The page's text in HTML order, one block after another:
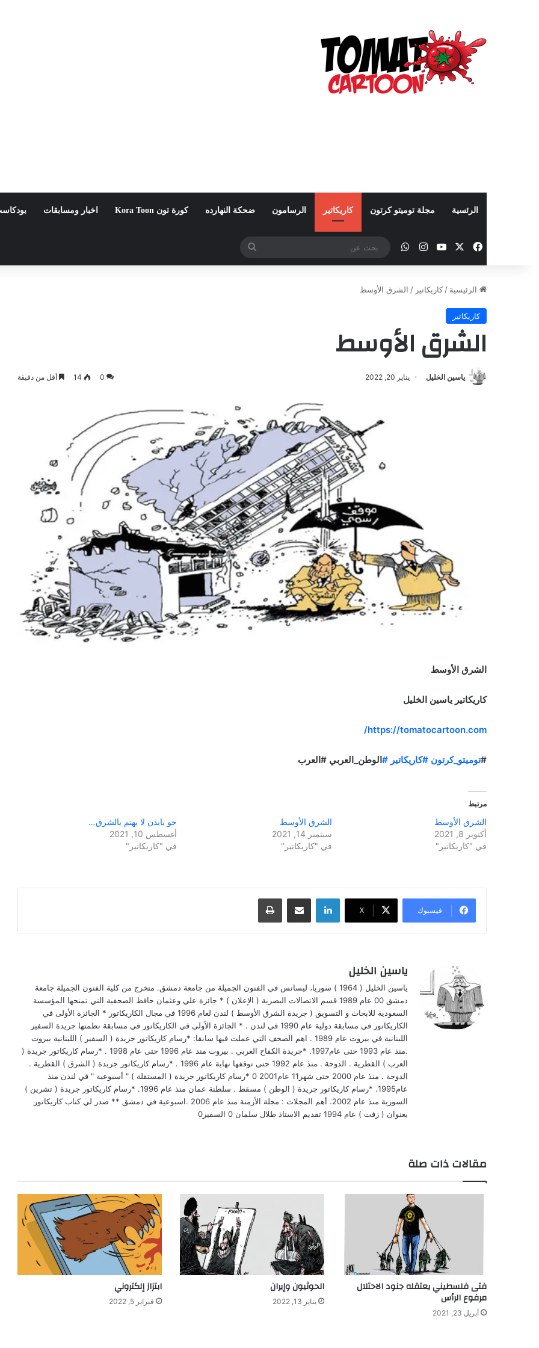
الرئسية مجلة توميتو كرتون كاريكاتير الرسامون ضحكة النهارده كورة تون Kora Toon اخبار ومسابقات
فيسبوك ‫YouTube
انستقرامواتساب
بحث
عن
الرئيسية / كاريكاتير / الشرق الأوسط
كاريكاتير
الشرق الأوسط
ياسين الخليل يناير 20, 2022 0
14 أقل من دقيقة
الشرق الأوسط
كاريكاتير ياسين الخليل
https://tomatocartoon.com/
#توميتو_كرتون #كاريكاتير #الوطن_العربي #العرب
مرتبط
الشرق الأوسط
أكتوبر 8, 2021
في "كاريكاتير"
الشرق الأوسط
سبتمبر 14, 2021
في "كاريكاتير"
جو بايدن لا يهتم بالشرق…
أغسطس 10, 2021
في "كاريكاتير"
فيسبوك ‫X
لينكدإن مشاركة عبر البريد طباعة
ياسين الخليل
ياسين الخليل ( 1964 ) سوريا، ليسانس في الفنون الجميلة من جامعة دمشق. متخرج من كلية الفنون الجميلة جامعة
دمشق 00 عام 1989 قسم الاتصالات البصرية ( الإعلان ) * جائزة علي وعثمان حافظ الصحفية التي تمنحها المؤسسة
السعودية للابحاث و التسويق ( جريدة الشرق الأوسط ) لندن لعام 1996 في مجال الكاريكاتور * الجائزة الأولى في
الكاريكاتور في مسابقة دولية عام 1990 في لندن . * الجائزة الأولى قي الكاريكاتور في مسابقة نظمتها جريدة السفير
اللبنانية في بيروت عام 1989 . اهم الصحف التي عملت فيها سابقا: *رسام كاريكاتور جريدة ( السفير ) اللبنانية بيروت
.منذ عام 1993 حتى عام1997. *جريدة الكفاح العربي . بيروت منذ عام 1996 حتى عام 1998 . *رسام كاريكاتور جريدة (
العرب ) القطرية . الدوحة . منذ عام 1992 حتى توقفها نهاية عام 1996 . *رسام كاريكاتور جريدة ( الشرق ) القطرية .
الدوحة . منذ عام 2000 حتى شهر11 عام2001 0 *رسام كاريكاتور جريدة ( المستقلة ) " أسبوعية " في لندن منذ
عام1995. *رسام كاريكاتور جريدة ( الوطن ) مسقط . سلطنة عمان منذ عام 1996. *رسام كاريكاتور جريدة ( تشرين )
السورية منذ عام 2002. أهم المجلات : مجلة الأزمنة منذ عام 2006 .اسبوعية في دمشق ** صدر لي كتاب كاريكاتور
بعنوان ( زفت ) عام 1994 تقديم الاستاذ طلال سلمان 0 السفير0
مقالات ذات صلة
فتى فلسطيني يعتقله جنود الاحتلال
مرفوع الرأس
أبريل 23, 2021
الحوثيون وإيران
يناير 13, 2022
ابتزاز إلكتروني
فبراير 5, 2022